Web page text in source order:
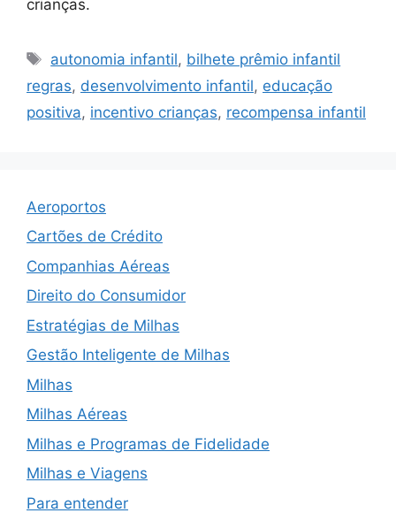
crianças.
Tags
autonomia infantil, bilhete prêmio infantil
regras, desenvolvimento infantil, educação
positiva, incentivo crianças, recompensa infantil
Aeroportos
Cartões de Crédito
Companhias Aéreas
Direito do Consumidor
Estratégias de Milhas
Gestão Inteligente de Milhas
Milhas
Milhas Aéreas
Milhas e Programas de Fidelidade
Milhas e Viagens
Para entender